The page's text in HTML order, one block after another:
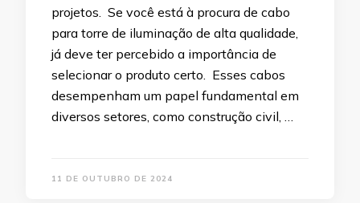
projetos. Se você está à procura de cabo
para torre de iluminação de alta qualidade,
já deve ter percebido a importância de
selecionar o produto certo. Esses cabos
desempenham um papel fundamental em
diversos setores, como construção civil, …
11 DE OUTUBRO DE 2024